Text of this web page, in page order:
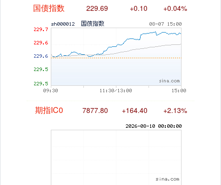
国债指数 +0.10 +0.04%